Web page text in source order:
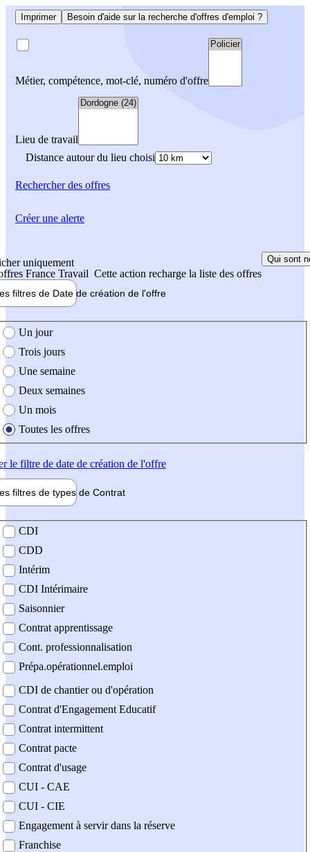
Imprimer Besoin d'aide sur la recherche d'offres d'emploi ?
Métier, compétence, mot-clé, numéro d'offre
Lieu de travail
Distance autour du lieu choisi
Rechercherdes offres
uniquement
France Travail Cette action recharge la liste des offres
Qui sont
filtres de Date de création de l'offre
création de l'offre
Un jour
Trois jours
Une semaine
Deux semaines
Un mois
Toutes les offres
le filtre de date de création de l'offre
filtres de types de Contrat
contrat
CDI
CDD
Intérim
CDI Intérimaire
Saisonnier
Contrat apprentissage
Cont. professionnalisation
Prépa.opérationnel.emploi
CDI de chantier ou d'opération
Contrat d'Engagement Educatif
Contrat intermittent
Contrat pacte
Contrat d'usage
CUI - CAE
CUI - CIE
Engagement à servir dans la réserve
Franchise
Créer une alerte